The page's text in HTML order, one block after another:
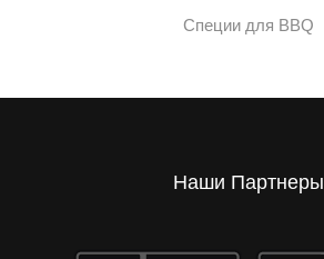
Специи для BBQ
Наши Партнеры